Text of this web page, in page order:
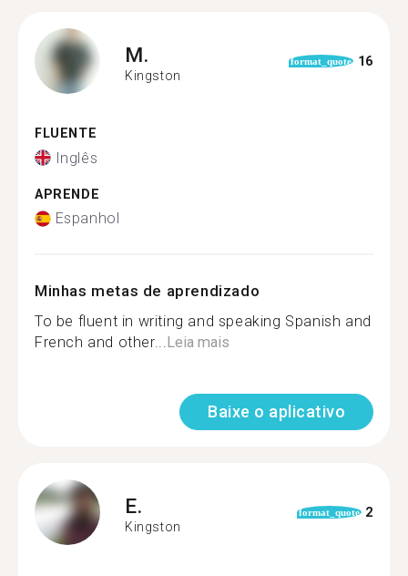
M.
Kingston
format_quote 16
FLUENTE
Inglês
APRENDE
Espanhol
Minhas metas de aprendizado
To be fluent in writing and speaking Spanish and
French and other...Leia mais
Baixe o aplicativo
E.
Kingston
format_quote 2